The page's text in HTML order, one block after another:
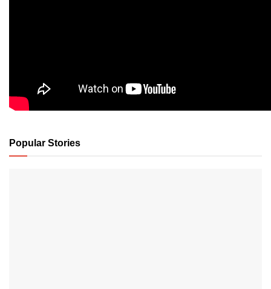
Popular Stories